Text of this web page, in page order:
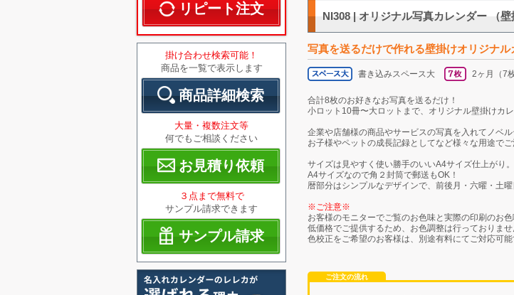
リピート注文
掛け合わせ検索可能！
商品を一覧で表示します
商品詳細検索
大量・複数注文等
何でもご相談ください
お見積り依頼
３点まで無料で
サンプル請求できます
サンプル請求
NI308 | オリジナル写真カレンダー （
写真を送るだけで作れる壁掛けオリジナル
書き込みスペース大 2ヶ月（7枚
合計8枚のお好きなお写真を送るだけ！
小ロット10冊〜大ロットまで、オリジナル壁掛けカ
企業や店舗様の商品やサービスの写真を入れてノベ
お子様やペットの成長記録としてなど様々な用途でご
サイズは見やすく使い勝手のいいA4サイズ仕上がり
A4サイズなので角２封筒で郵送もOK！
暦部分はシンプルなデザインで、前後月・六曜・土
※ご注意※
お客様のモニターでご覧のお色味と実際の印刷のお色
低価格でご提供するため、お色調整は行っておりませ
色校正をご希望のお客様は、別途有料にてご対応可
ご注文の流れ